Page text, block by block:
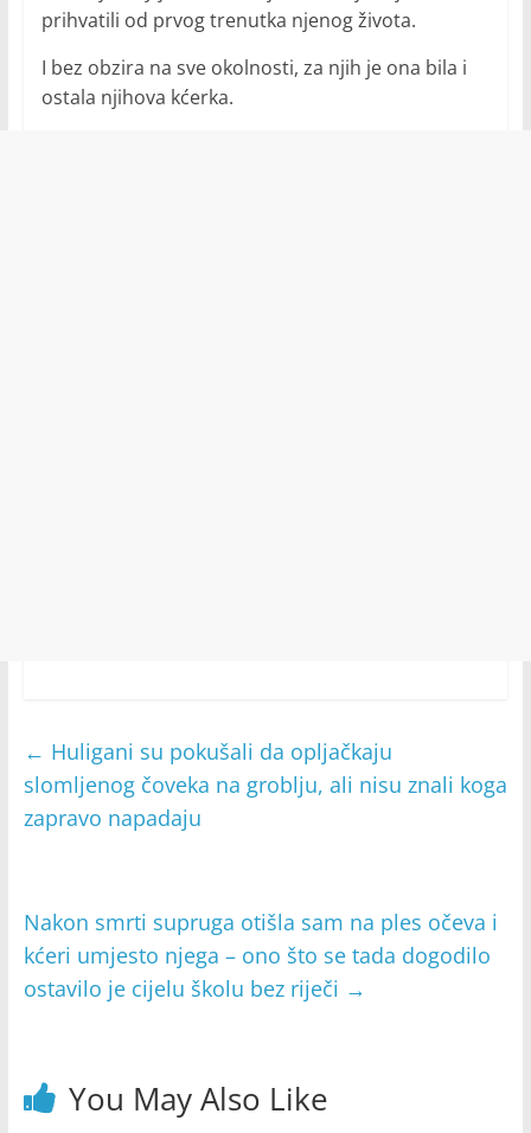
prihvatili od prvog trenutka njenog života.
I bez obzira na sve okolnosti, za njih je ona bila i
ostala njihova kćerka.
← Huligani su pokušali da opljačkaju
slomljenog čoveka na groblju, ali nisu znali koga
zapravo napadaju
Nakon smrti supruga otišla sam na ples očeva i
kćeri umjesto njega – ono što se tada dogodilo
ostavilo je cijelu školu bez riječi →
You May Also Like